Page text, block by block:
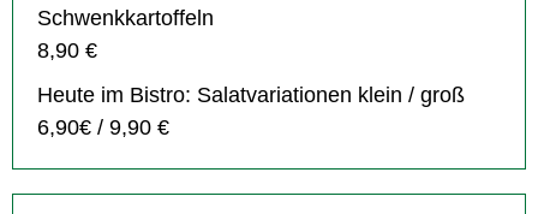
Schwenkkartoffeln
8,90 €
Heute im Bistro: Salatvariationen klein / groß
6,90€ / 9,90 €